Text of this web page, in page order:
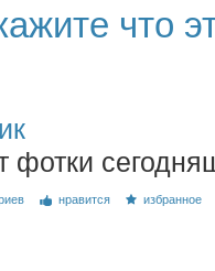
что
фотки
нравится избранное